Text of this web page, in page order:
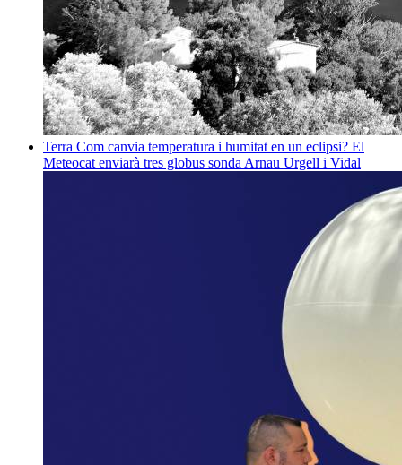
Terra Com canvia temperatura i humitat en un eclipsi? El
Meteocat enviarà tres globus sonda Arnau Urgell i Vidal